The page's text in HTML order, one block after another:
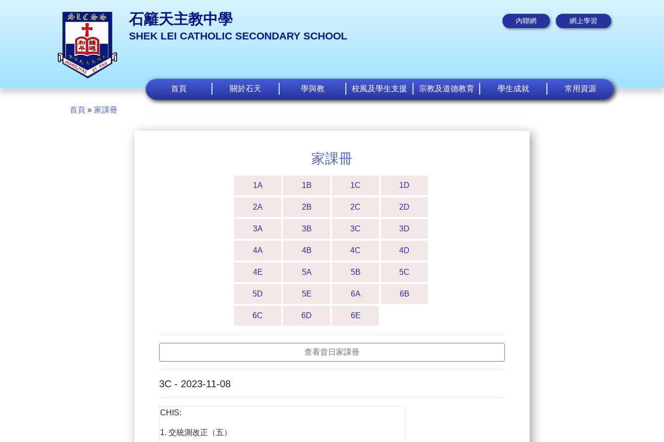
石籬天主教中學
SHEK LEI CATHOLIC SECONDARY SCHOOL
內聯網 網上學習
首頁 關於石天 學與教 校風及學生支援 宗教及道德教育 學生成就 常用資源
首頁 » 家課冊
家課冊
1A 1B 1C 1D
2A 2B 2C 2D
3A 3B 3C 3D
4A 4B 4C 4D
4E 5A 5B 5C
5D 5E 6A 6B
6C 6D 6E
查看昔日家課冊
3C - 2023-11-08
CHIS:
1. 交統測改正（五）